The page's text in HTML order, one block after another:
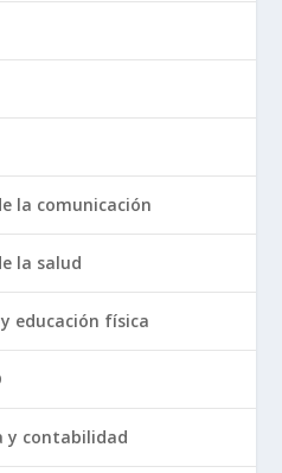
la comunicación
la salud
educación física
y contabilidad